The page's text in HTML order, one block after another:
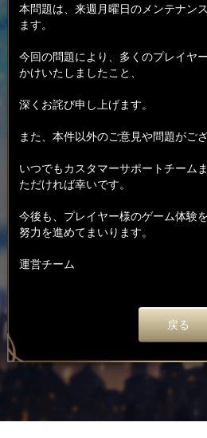
本問題は、来週月曜日のメンテナン
ます。
今回の問題により、多くのプレイヤ
かけいたしましたこと、
深くお詫び申し上げます。
また、本件以外のご意見や問題がご
いつでもカスタマーサポートチーム
ただければ幸いです。
今後も、プレイヤー様のゲーム体験
努力を進めてまいります。
運営チーム
戻る